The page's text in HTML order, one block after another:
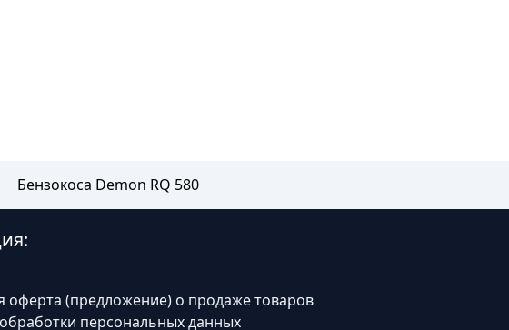
Бензокоса Demon RQ 580
оферта (предложение) о продаже товаров
персональных данных